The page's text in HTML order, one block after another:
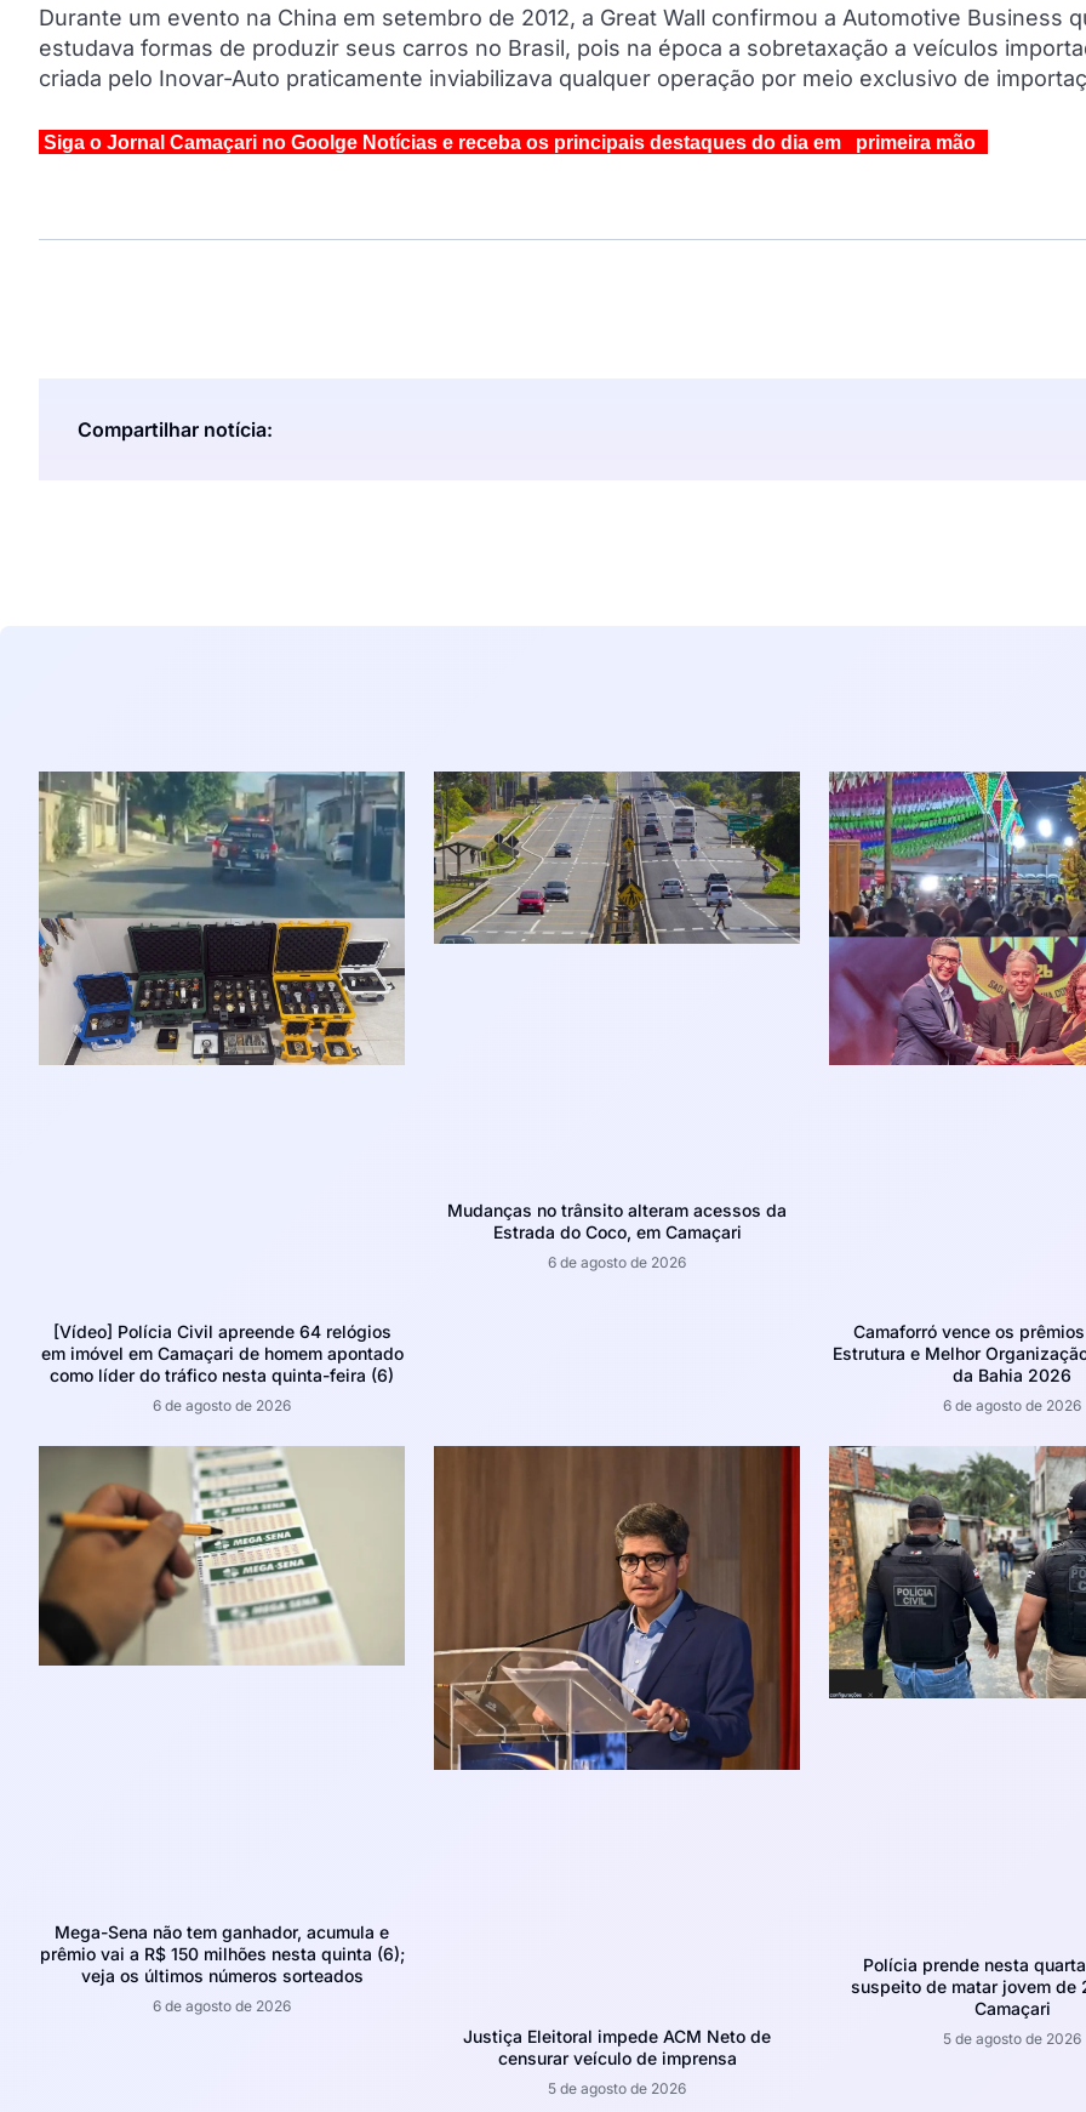
Durante um evento na China em setembro de 2012, a Great Wall confirmou a Automotive Business
estudava formas de produzir seus carros no Brasil, pois na época a sobretaxação a veículos
criada pelo Inovar-Auto praticamente inviabilizava qualquer operação por meio exclusivo de
Siga o Jornal Camaçari no Goolge Notícias e receba os principais destaques do dia em primeira mão
Compartilhar notícia:
[Vídeo] Polícia Civil apreende 64 relógios
em imóvel em Camaçari de homem apontado
como líder do tráfico nesta quinta-feira (6)
6 de agosto de 2026
Mudanças no trânsito alteram acessos da
Estrada do Coco, em Camaçari
6 de agosto de 2026
Camaforró vence os
Estrutura e Melhor
da Bahia 2026
6 de agosto de 2026
Mega-Sena não tem ganhador, acumula e
prêmio vai a R$ 150 milhões nesta quinta (6);
veja os últimos números sorteados
6 de agosto de 2026
Justiça Eleitoral impede ACM Neto de
censurar veículo de imprensa
5 de agosto de 2026
Polícia prende nesta
suspeito de matar jovem de
Camaçari
5 de agosto de 2026